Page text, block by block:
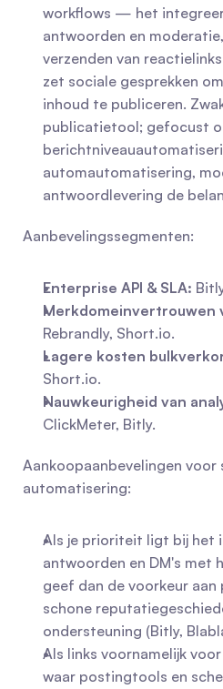
workflows — het
antwoorden en
verzenden van
zet sociale gesprekken
inhoud te publiceren.
publicatietool; gefocust
automautomatisering,
antwoordlevering de
Aanbevelingssegmenten:
Enterprise API & SLA:
Merkdomeinvertrouwen
Rebrandly, Short.io.
Lagere kosten
Short.io.
Nauwkeurigheid van
ClickMeter, Bitly.
Aankoopaanbevelingen voor
automatisering:
Als je prioriteit ligt bij het
antwoorden en DM's met
geef dan de voorkeur
schone
ondersteuning (Bitly,
Als links voornamelijk
waar postingtools en